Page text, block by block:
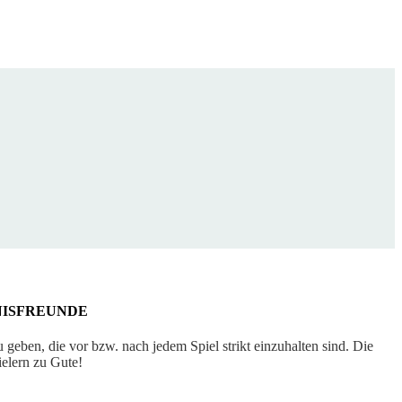
die vor bzw. nach jedem Spiel strikt einzuhalten sind. Die
zu Gute!